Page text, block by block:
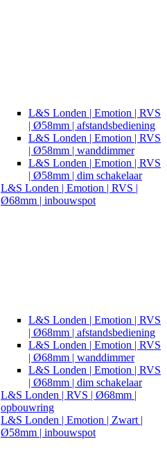
L&S Londen | Emotion | RVS
| Ø58mm | afstandsbediening
L&S Londen | Emotion | RVS
| Ø58mm | wanddimmer
L&S Londen | Emotion | RVS
| Ø58mm | dim schakelaar
L&S Londen | Emotion | RVS |
Ø68mm | inbouwspot
L&S Londen | Emotion | RVS
| Ø68mm | afstandsbediening
L&S Londen | Emotion | RVS
| Ø68mm | wanddimmer
L&S Londen | Emotion | RVS
| Ø68mm | dim schakelaar
L&S Londen | RVS | Ø68mm |
opbouwring
L&S Londen | Emotion | Zwart |
Ø58mm | inbouwspot